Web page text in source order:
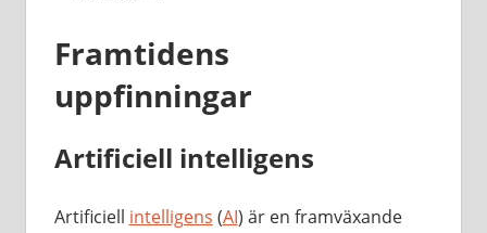
Framtidens
uppfinningar
Artificiell intelligens
Artificiell intelligens (AI) är en framväxande